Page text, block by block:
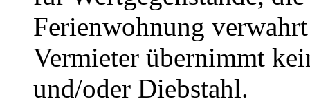
Ferienwohnung
Vermieter übernimmt
und/oder Diebstahl.